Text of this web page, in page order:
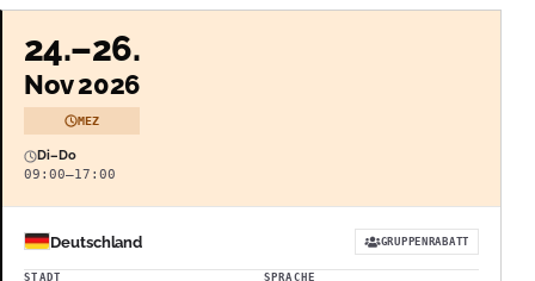
24.–26.
Nov 2026
MEZ
Di–Do
09:00–17:00
Deutschland GRUPPENRABATT
STADT SPRACHE